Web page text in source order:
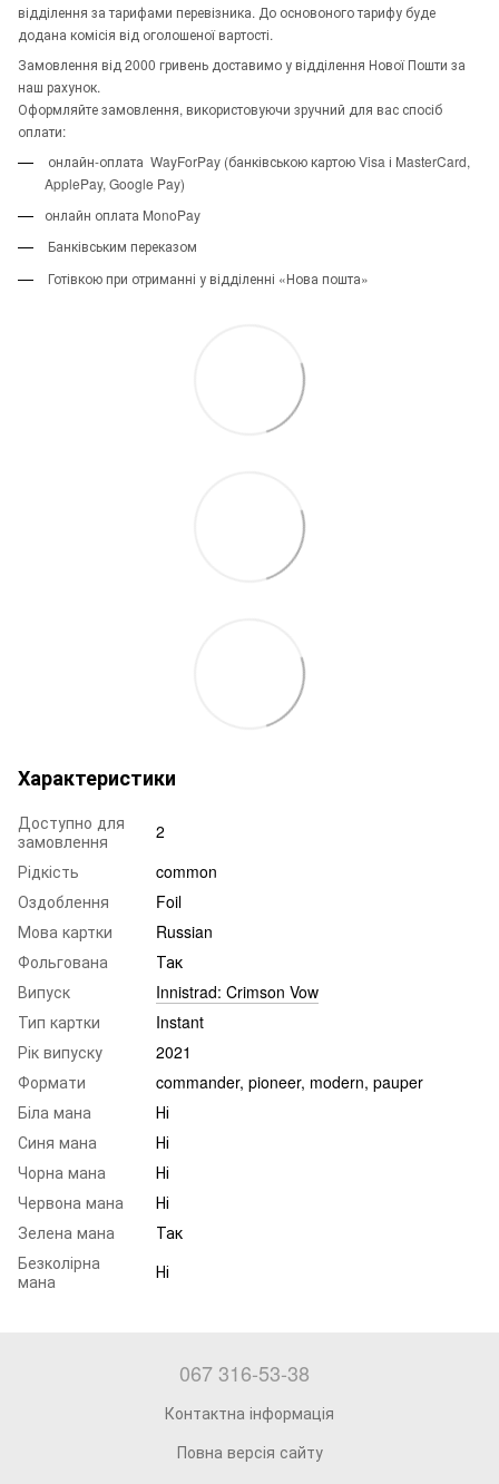
відділення за тарифами перевізника. До основоного тарифу буде
додана комісія від оголошеної вартості.
Замовлення від 2000 гривень доставимо у відділення Нової Пошти за
наш рахунок.
Оформляйте замовлення, використовуючи зручний для вас спосіб
оплати:
онлайн-оплата WayForPay (банківською картою Visa і MasterCard,
ApplePay, Google Pay)
онлайн оплата MonoPay
Банківським переказом
Готівкою при отриманні у відділенні «Нова пошта»
Характеристики
Доступно для
замовлення
2
Рідкість
common
Оздоблення
Foil
Мова картки
Russian
Фольгована
Так
Випуск
Innistrad: Crimson Vow
Тип картки
Instant
Рік випуску
2021
Формати
commander, pioneer, modern, pauper
Біла мана
Ні
Синя мана
Ні
Чорна мана
Ні
Червона мана
Ні
Зелена мана
Так
Безколірна
мана
Ні
067 316-53-38
Контактна інформація
Повна версія сайту